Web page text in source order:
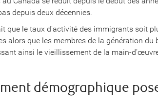
depuis deux décennies.
que le taux d’activité des immigrants soit
alors que les membres de la génération
ainsi le vieillissement de la main-
démographique